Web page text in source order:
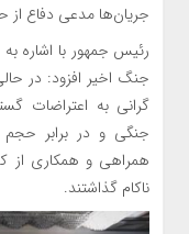
جریان‌ها مدعی دفاع
رئیس جمهور با اشاره
جنگ اخیر افزود: در
گرانی به اعتراضات
جنگی و در برابر حجم
همراهی و همکاری از
ناکام گذاشتند.